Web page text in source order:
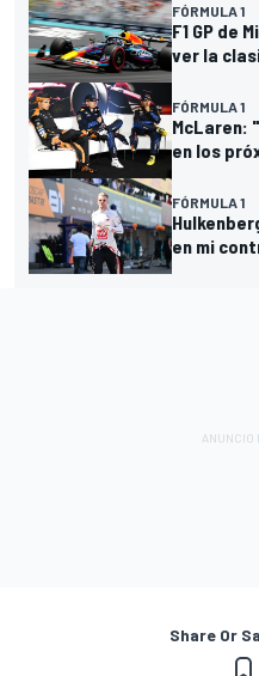
FÓRMULA 1
F1 GP de
ver la
FÓRMULA 1
McLaren:
en los
FÓRMULA 1
en mi
Share Or